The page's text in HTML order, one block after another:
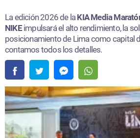
La edición 2026 de la KIA Media
NIKEimpulsará el alto rendimiento, la
posicionamiento de Lima como capital
contamos todos los detalles.